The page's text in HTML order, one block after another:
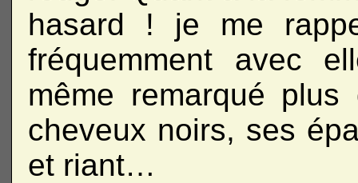
hasard ! je me
fréquemment avec
même remarqué
cheveux noirs, ses
et riant…